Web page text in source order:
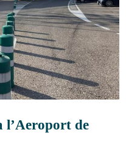
l’Aeroport de